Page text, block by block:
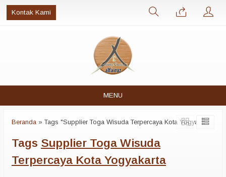
Kontak Kami
MENU
Beranda »Tags "Supplier Toga Wisuda Terpercaya Kota Yogyakarta"
Tags Supplier Toga Wisuda
Terpercaya Kota Yogyakarta